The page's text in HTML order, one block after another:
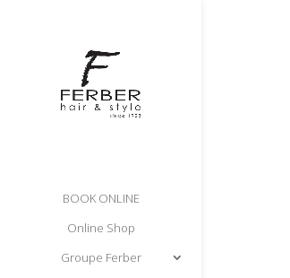
BOOK ONLINE
Online Shop
Groupe Ferber